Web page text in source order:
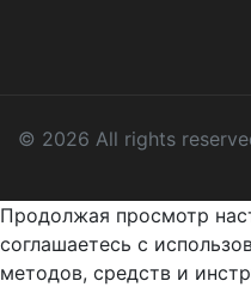
© 2026 All rights
Продолжая просмотр
соглашаетесь с
методов, средств и